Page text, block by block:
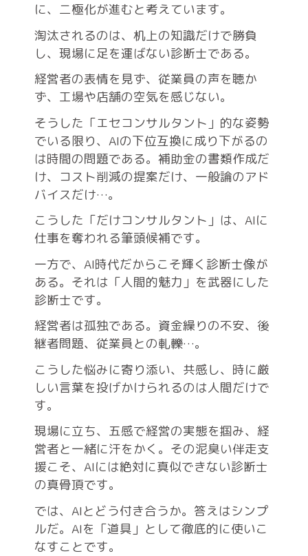
に、二極化が進むと考えています。
淘汰されるのは、机上の知識だけで勝負
し、現場に足を運ばない診断士である。
経営者の表情を見ず、従業員の声を聴か
ず、工場や店舗の空気を感じない。
そうした「エセコンサルタント」的な姿勢
でいる限り、AIの下位互換に成り下がるの
は時間の問題である。補助金の書類作成だ
け、コスト削減の提案だけ、一般論のアド
バイスだけ…。
こうした「だけコンサルタント」は、AIに
仕事を奪われる筆頭候補です。
一方で、AI時代だからこそ輝く診断士像が
ある。それは「人間的魅力」を武器にした
診断士です。
経営者は孤独である。資金繰りの不安、後
継者問題、従業員との軋轢…。
こうした悩みに寄り添い、共感し、時に厳
しい言葉を投げかけられるのは人間だけで
す。
現場に立ち、五感で経営の実態を掴み、経
営者と一緒に汗をかく。その泥臭い伴走支
援こそ、AIには絶対に真似できない診断士
の真骨頂です。
では、AIとどう付き合うか。答えはシンプ
ルだ。AIを「道具」として徹底的に使いこ
なすことです。